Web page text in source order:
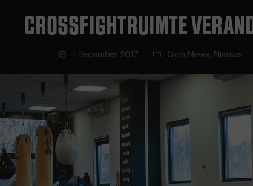
CROSSFIGHTRUIMTE
1 december 2017 Gym|News Nieuws